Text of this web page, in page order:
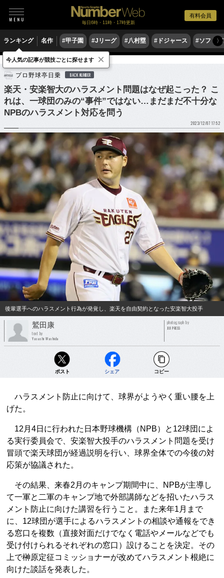
有料会員
毎日6時・11時・17時更新
ランキング 名作 #甲子園 #Jリーグ #八村塁 #ドジャース #ソフト〉
野球 プロ野球
プロ野球亭日乗 BACK NUMBER
楽天・安楽智大のハラスメント問題はなぜ起こった？ こ
れは、一球団のみの“事件”ではない…まだまだ不十分な
NPBのハラスメント対応を問う
2023/12/07 17:52
後輩選手へのハラスメント行為が発覚し、楽天を自由契約となった安楽智大投手
鷲田康
text by
Yasushi Washida
photograph by
JIJI PRESS
ポスト シェア コピー
ハラスメント防止に向けて、球界がようやく重い腰を上
げた。
12月4日に行われた日本野球機構（NPB）と12球団によ
る実行委員会で、安楽智大投手のハラスメント問題を受け
冒頭で楽天球団が経過説明を行い、球界全体での今後の対
応策が協議された。
その結果、来春2月のキャンプ期間中に、NPBが主導し
て一軍と二軍のキャンプ地で外部講師などを招いたハラス
メント防止に向けた講習を行うこと。また来年1月まで
に、12球団が選手によるハラスメントの相談や通報をでき
る窓口を複数（直接対面だけでなく電話やメールなどでも
受け付けられるそれぞれの窓口）設けることを決定。その
上で榊原定征コミッショナーが改めてハラスメント根絶に
向けた談話を発表した。
今人気の記事が競技ごとに探せます ×